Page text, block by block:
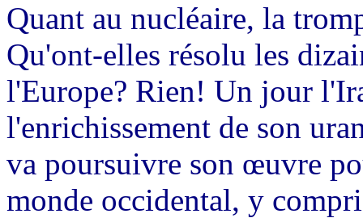
Quant au nucléaire, la
Qu'ont-elles résolu les
l'Europe? Rien! Un jour
l'enrichissement de son
va poursuivre son œuvre
monde occidental, y